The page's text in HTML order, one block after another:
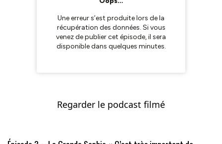
Regarder le podcast filmé